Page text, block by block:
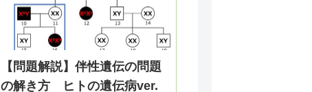
【問題解説】伴性遺伝の問題
の解き方 ヒトの遺伝病ver.